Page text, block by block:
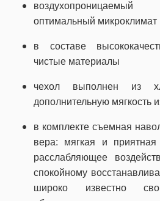
оптимальный микроклимат
в составе
чистые материалы
чехол выполнен из
дополнительную мягкость
в комплекте съемная
вера: мягкая и
расслабляющее
спокойному
широко известно